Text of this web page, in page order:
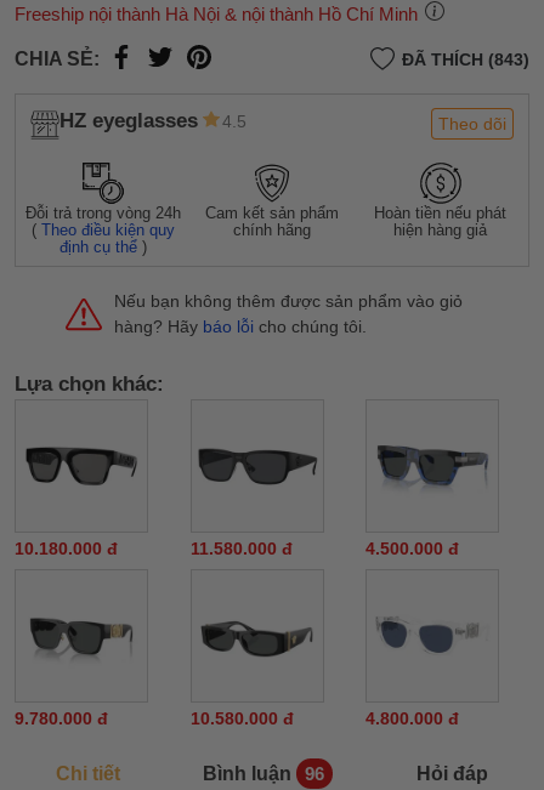
Freeship nội thành Hà Nội & nội thành Hồ Chí Minh
CHIA SẺ: ĐÃ THÍCH (843)
HZ eyeglasses 4.5 Theo dõi
Đỗi trả trong vòng 24h
(Theo điều kiện quy
định cụ thể )
Cam kết sản phẩm
chính hãng
Hoàn tiền nếu phát
hiện hàng giả
Nếu bạn không thêm được sản phẩm vào giỏ
hàng? Hãy báo lỗi cho chúng tôi.
Lựa chọn khác:
10.180.000 đ 11.580.000 đ 4.500.000 đ
9.780.000 đ 10.580.000 đ 4.800.000 đ
Chi tiết Bình luận 96 Hỏi đáp